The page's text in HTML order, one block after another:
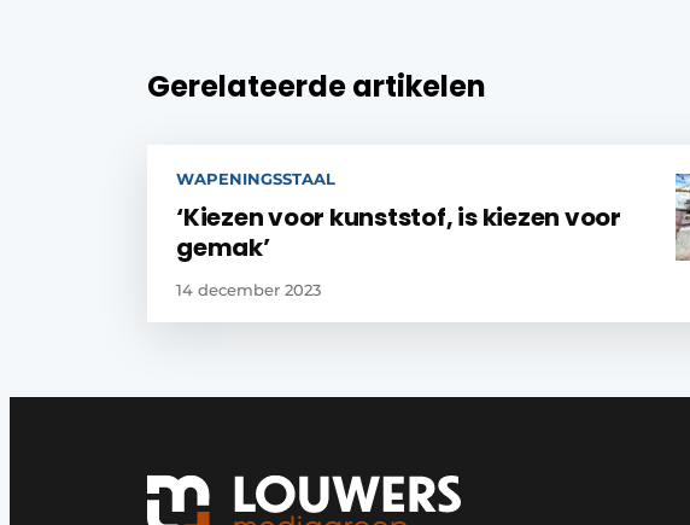
Gerelateerde artikelen
WAPENINGSSTAAL
‘Kiezen voor kunststof, is kiezen voor
gemak’
14 december 2023